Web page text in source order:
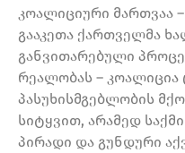
კოალიციური მართვაა
გააკეთა ქართველმა
განვითარებული
რეალობას –
პასუხისმგებლობის
სიტყვით, არამედ
პირადი და გუნდური